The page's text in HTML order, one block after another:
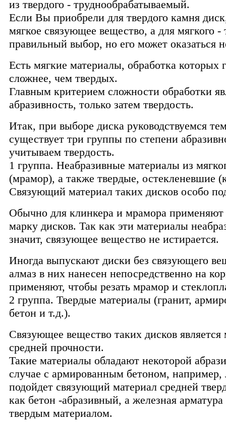
из твердого - труднообрабатываемый.
Если Вы приобрели для твердого камня
мягкое связующее вещество, а для мягкого -
правильный выбор, но его может оказаться
Есть мягкие материалы, обработка которых
сложнее, чем твердых.
Главным критерием сложности обработки
абразивность, только затем твердость.
Итак, при выборе диска руководствуемся
существует три группы по степени
учитываем твердость.
1 группа. Неабразивные материалы из
(мрамор), а также твердые, остекленевшие
Связующий материал таких дисков особо
Обычно для клинкера и мрамора
марку дисков. Так как эти материалы
значит, связующее вещество не истирается.
Иногда выпускают диски без связующего
алмаз в них нанесен непосредственно на
применяют, чтобы резать мрамор и
2 группа. Твердые материалы (гранит,
бетон и т.д.).
Связующее вещество таких дисков
средней прочности.
Такие материалы обладают некоторой
случае с армированным бетоном, например,
подойдет связующий материал средней
как бетон -абразивный, а железная арматура
твердым материалом.